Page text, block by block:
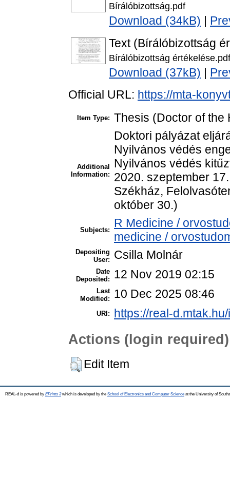
Bírálóbizottság.pdf
Download (34kB)
Text (Bírálóbizottság
Bírálóbizottság értékelése.pdf
Download (37kB)
Official URL: https://mta-
Item Type: Thesis (Doctor of the
Additional
Information:
Doktori pályázat
Nyilvános védés
Nyilvános védés
2020. szeptember
Székház,
október 30.)
Subjects:
R Medicine /
medicine /
Depositing
User:
Csilla Molnár
Date
Deposited:
12 Nov 2019 02:15
Last
Modified:
10 Dec 2025 08:46
URI: https://real-
Actions (login required)
Edit Item
REAL-d is powered by EPrints 3which is developed by the School of Electronics and Computer Science at the University of